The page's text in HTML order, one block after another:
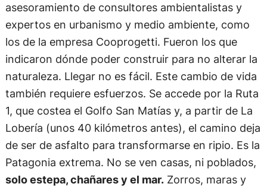
asesoramiento de consultores ambientalistas y
expertos en urbanismo y medio ambiente, como
los de la empresa Cooprogetti. Fueron los que
indicaron dónde poder construir para no alterar la
naturaleza. Llegar no es fácil. Este cambio de vida
también requiere esfuerzos. Se accede por la Ruta
1, que costea el Golfo San Matías y, a partir de La
Lobería (unos 40 kilómetros antes), el camino deja
de ser de asfalto para transformarse en ripio. Es la
Patagonia extrema. No se ven casas, ni poblados,
solo estepa, chañares y el mar.Zorros, maras y